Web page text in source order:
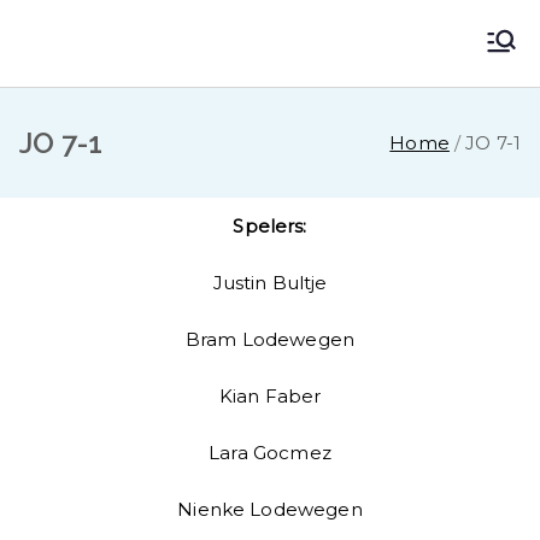
VV Muntendam
JO 7-1 Home JO 7-1
Spelers:
Justin Bultje
Bram Lodewegen
Kian Faber
Lara Gocmez
Nienke Lodewegen